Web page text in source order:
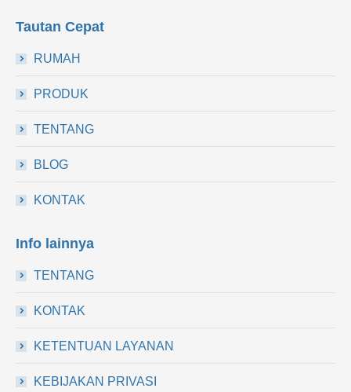
Tautan Cepat
RUMAH
PRODUK
TENTANG
BLOG
KONTAK
Info lainnya
TENTANG
KONTAK
KETENTUAN LAYANAN
KEBIJAKAN PRIVASI